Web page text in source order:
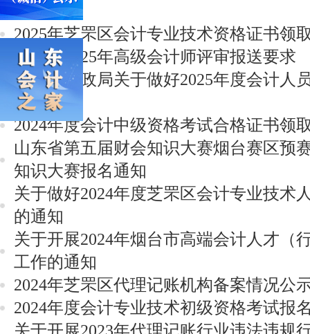
通知
2025年芝罘区会计专业技术资格证书领
芝罘区2025年高级会计师评审报送要求
芝罘区财政局关于做好2025年度会计人
通知
2024年度会计中级资格考试合格证书领
山东省第五届财会知识大赛烟台赛区预
知识大赛报名通知
关于做好2024年度芝罘区会计专业技术
的通知
关于开展2024年烟台市高端会计人才（
工作的通知
2024年芝罘区代理记账机构备案情况公
2024年度会计专业技术初级资格考试报